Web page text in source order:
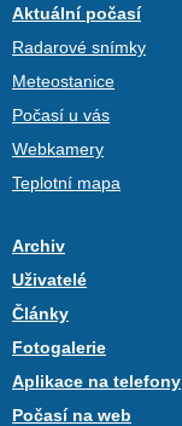
Aktuální počasí
Radarové snímky
Meteostanice
Počasí u vás
Webkamery
Teplotní mapa
Archiv
Uživatelé
Články
Fotogalerie
Aplikace na telefony
Počasí na web